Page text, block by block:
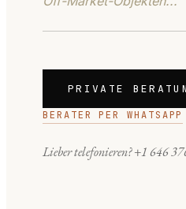
PRIVATE
BERATER PER WHATSAPP
Lieber telefonieren?+1 646